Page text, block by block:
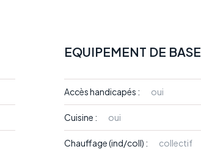
EQUIPEMENT DE BASE
Accès handicapés : oui
Cuisine : oui
Chauffage (ind/coll) : collectif